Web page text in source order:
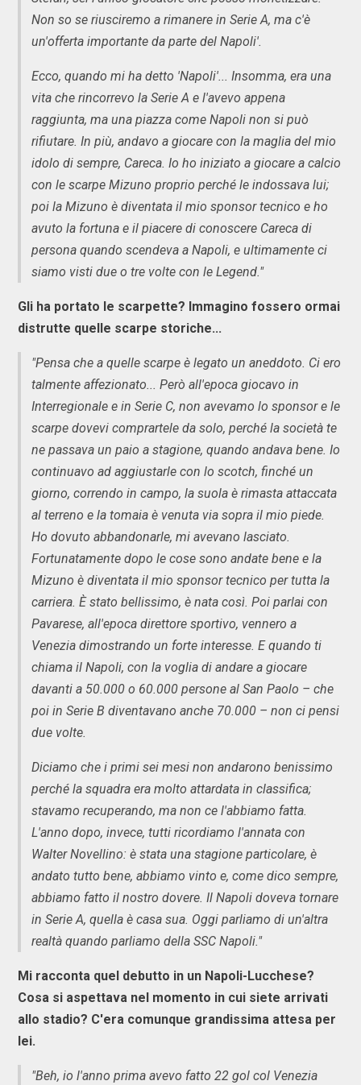
Non so se riusciremo a rimanere in Serie A, ma c'è
un'offerta importante da parte del Napoli'.
Ecco, quando mi ha detto 'Napoli'... Insomma, era una
vita che rincorrevo la Serie A e l'avevo appena
raggiunta, ma una piazza come Napoli non si può
rifiutare. In più, andavo a giocare con la maglia del mio
idolo di sempre, Careca. Io ho iniziato a giocare a calcio
con le scarpe Mizuno proprio perché le indossava lui;
poi la Mizuno è diventata il mio sponsor tecnico e ho
avuto la fortuna e il piacere di conoscere Careca di
persona quando scendeva a Napoli, e ultimamente ci
siamo visti due o tre volte con le Legend."
Gli ha portato le scarpette? Immagino fossero ormai
distrutte quelle scarpe storiche...
"Pensa che a quelle scarpe è legato un aneddoto. Ci ero
talmente affezionato... Però all'epoca giocavo in
Interregionale e in Serie C, non avevamo lo sponsor e le
scarpe dovevi comprartele da solo, perché la società te
ne passava un paio a stagione, quando andava bene. Io
continuavo ad aggiustarle con lo scotch, finché un
giorno, correndo in campo, la suola è rimasta attaccata
al terreno e la tomaia è venuta via sopra il mio piede.
Ho dovuto abbandonarle, mi avevano lasciato.
Fortunatamente dopo le cose sono andate bene e la
Mizuno è diventata il mio sponsor tecnico per tutta la
carriera. È stato bellissimo, è nata così. Poi parlai con
Pavarese, all'epoca direttore sportivo, vennero a
Venezia dimostrando un forte interesse. E quando ti
chiama il Napoli, con la voglia di andare a giocare
davanti a 50.000 o 60.000 persone al San Paolo – che
poi in Serie B diventavano anche 70.000 – non ci pensi
due volte.
Diciamo che i primi sei mesi non andarono benissimo
perché la squadra era molto attardata in classifica;
stavamo recuperando, ma non ce l'abbiamo fatta.
L'anno dopo, invece, tutti ricordiamo l'annata con
Walter Novellino: è stata una stagione particolare, è
andato tutto bene, abbiamo vinto e, come dico sempre,
abbiamo fatto il nostro dovere. Il Napoli doveva tornare
in Serie A, quella è casa sua. Oggi parliamo di un'altra
realtà quando parliamo della SSC Napoli."
Mi racconta quel debutto in un Napoli-Lucchese?
Cosa si aspettava nel momento in cui siete arrivati
allo stadio? C'era comunque grandissima attesa per
lei.
"Beh, io l'anno prima avevo fatto 22 gol col Venezia